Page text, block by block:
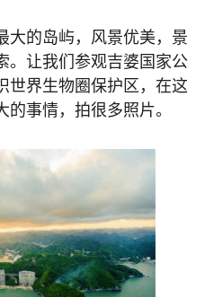
大的岛屿，风景优美，景
。让我们参观吉婆国家公
世界生物圈保护区，在这
事情，拍很多照片。